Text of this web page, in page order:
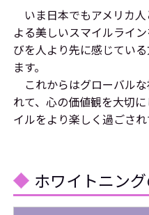
いま日本でもアメリカ人
よる美しいスマイルライ
びを人より先に感じてい
ます。
これからはグローバルな
れて、心の価値観を大切
イルをより楽しく過ごされ
ホワイトニン